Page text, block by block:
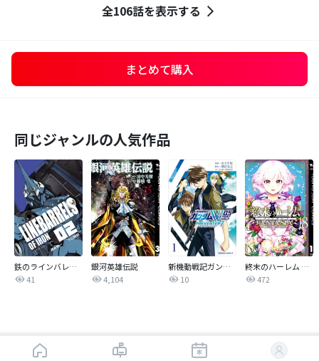
全106話を表示する
まとめて購入
同じジャンルの人気作品
鉄のラインバレル 完全版
41
銀河英雄伝説
4,104
新機動戦記ガンダムW 0．5 PREVENTER-7
10
終末のハーレム ファンタジア セミカラー版
472